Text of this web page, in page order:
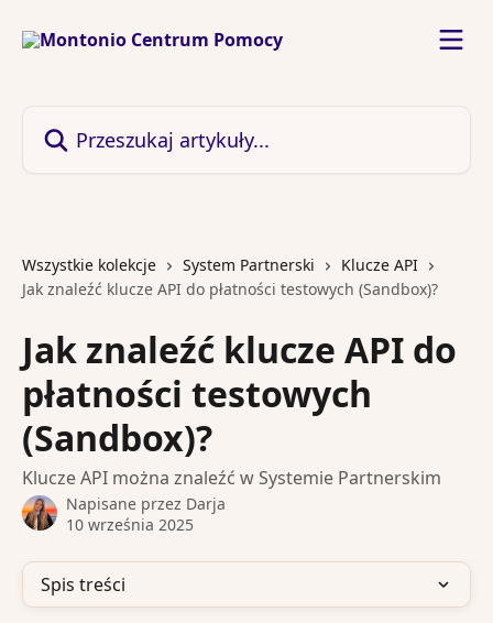
Wszystkie kolekcje System Partnerski
Klucze API
Jak znaleźć klucze API do płatności testowych (Sandbox)?
Jak znaleźć klucze API do
płatności testowych
(Sandbox)?
Klucze API można znaleźć w Systemie Partnerskim
Napisane przez Darja
10 września 2025
Spis treści